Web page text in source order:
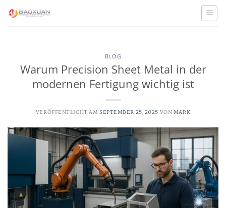
Inhalt
BLOG
Warum Precision Sheet Metal in der
modernen Fertigung wichtig ist
VERÖFFENTLICHT AM SEPTEMBER 25, 2025 VON MARK